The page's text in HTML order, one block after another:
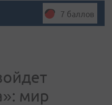
7 баллов
мир